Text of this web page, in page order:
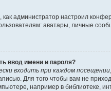
как администратор настроил
аватары, личные
ввод имени и пароля?
входить при каждом посещении
Для того чтобы вам не
например в библиотеке,